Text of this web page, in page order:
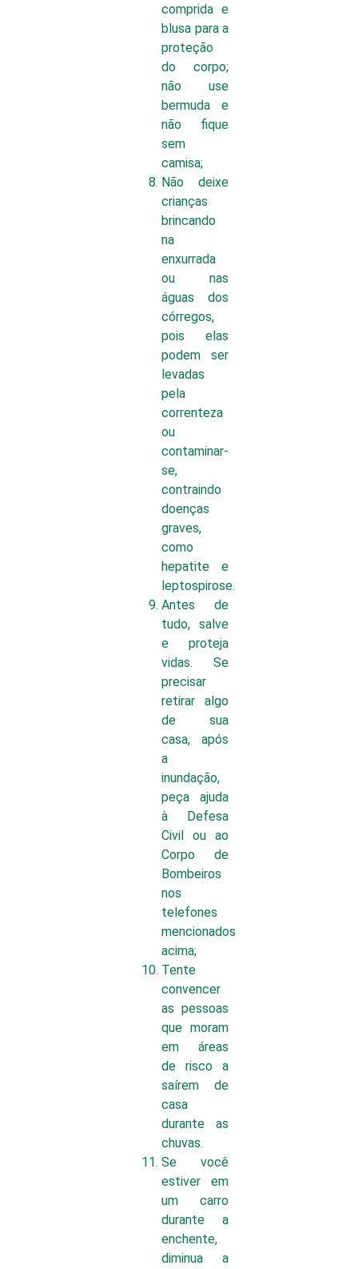
comprida e
blusa para a
proteção
do corpo;
não use
bermuda e
não fique
sem
camisa;
Não deixe
crianças
brincando
na
enxurrada
ou nas
águas dos
córregos,
pois elas
podem ser
levadas
pela
correnteza
ou
contaminar-
se,
contraindo
doenças
graves,
como
hepatite e
leptospirose.
Antes de
tudo, salve
e proteja
vidas. Se
precisar
retirar algo
de sua
casa, após
a
inundação,
peça ajuda
à Defesa
Civil ou ao
Corpo de
Bombeiros
nos
telefones
mencionados
acima;
Tente
convencer
as pessoas
que moram
em áreas
de risco a
saírem de
casa
durante as
chuvas.
Se você
estiver em
um carro
durante a
enchente,
diminua a